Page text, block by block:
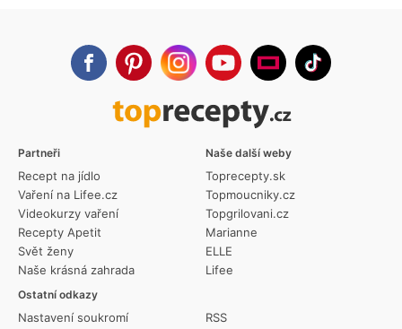
Partneři
Recept na jídlo
Vaření na Lifee.cz
Videokurzy vaření
Recepty Apetit
Svět ženy
Naše krásná zahrada
Ostatní odkazy
Nastavení soukromí
RSS
Naše další weby
Toprecepty.sk
Topmoucniky.cz
Topgrilovani.cz
Marianne
ELLE
Lifee